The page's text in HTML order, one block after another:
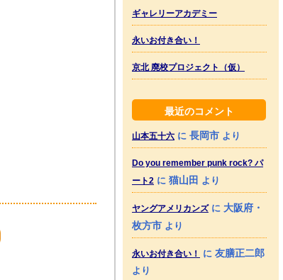
ギャレリーアカデミー
永いお付き合い！
京北 廃校プロジェクト（仮）
最近のコメント
山本五十六 に 長岡市 より
Do you remember punk rock? パ
ート2 に 猫山田 より
ヤングアメリカンズに 大阪府・
枚方市 より
永いお付き合い！ に 友膳正二郎
より